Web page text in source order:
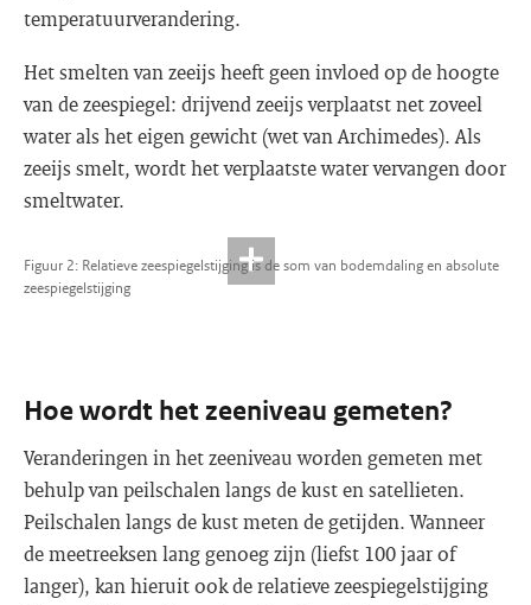
temperatuurverandering.
Het smelten van zeeijs heeft geen invloed op de hoogte
van de zeespiegel: drijvend zeeijs verplaatst net zoveel
water als het eigen gewicht (wet van Archimedes). Als
zeeijs smelt, wordt het verplaatste water vervangen door
smeltwater.
Figuur 2: Relatieve zeespiegelstijging is de som van bodemdaling en absolute
zeespiegelstijging
Hoe wordt het zeeniveau gemeten?
Veranderingen in het zeeniveau worden gemeten met
behulp van peilschalen langs de kust en satellieten.
Peilschalen langs de kust meten de getijden. Wanneer
de meetreeksen lang genoeg zijn (liefst 100 jaar of
langer), kan hieruit ook de relatieve zeespiegelstijging